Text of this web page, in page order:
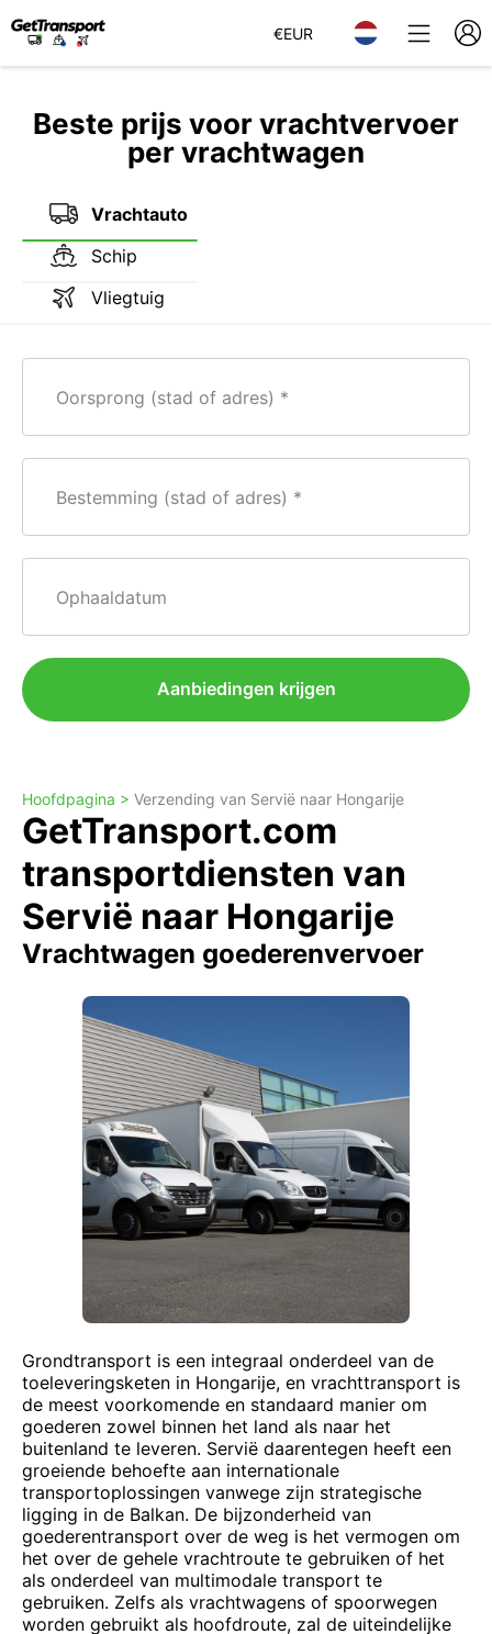
€EUR
Beste prijs voor vrachtvervoer
per vrachtwagen
Vrachtauto
Schip
Vliegtuig
Oorsprong (stad of adres)
Bestemming (stad of adres)
Ophaaldatum
Aanbiedingen krijgen
Hoofdpagina > Verzending van Servië naar Hongarije
GetTransport.com
transportdiensten van
Servië naar Hongarije
Vrachtwagen goederenvervoer
Grondtransport is een integraal onderdeel van de
toeleveringsketen in Hongarije, en vrachttransport is
de meest voorkomende en standaard manier om
goederen zowel binnen het land als naar het
buitenland te leveren. Servië daarentegen heeft een
groeiende behoefte aan internationale
transportoplossingen vanwege zijn strategische
ligging in de Balkan. De bijzonderheid van
goederentransport over de weg is het vermogen om
het over de gehele vrachtroute te gebruiken of het
als onderdeel van multimodale transport te
gebruiken. Zelfs als vrachtwagens of spoorwegen
worden gebruikt als hoofdroute, zal de uiteindelijke